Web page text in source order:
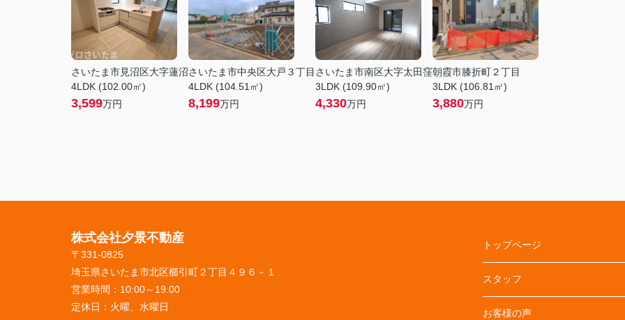
さいたま市見沼区大字蓮沼
4LDK (102.00㎡)
3,599万円
さいたま市中央区大戸３丁目
4LDK (104.51㎡)
8,199万円
さいたま市南区大字太田窪
3LDK (109.90㎡)
4,330万円
朝霞市膝折町２丁目
3LDK (106.81㎡)
3,880万円
株式会社夕景不動産
〒331-0825
埼玉県さいたま市北区櫛引町２丁目４９６－１
営業時間： 10:00～19:00
定休日： 火曜、水曜日
トップページ
スタッフ
お客様の声